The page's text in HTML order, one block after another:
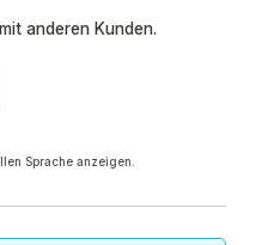
anderen Kunden.
Sprache anzeigen.